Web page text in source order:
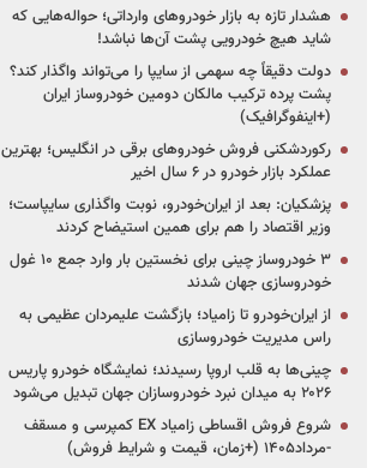
هشدار تازه به بازار خودروهای وارداتی؛ حواله‌هایی که
شاید هیچ خودرویی پشت آن‌ها نباشد!
دولت دقیقاً چه سهمی از سایپا را می‌تواند واگذار کند؟
پشت پرده ترکیب مالکان دومین خودروساز ایران
(+اینفوگرافیک)
رکوردشکنی فروش خودروهای برقی در انگلیس؛ بهترین
عملکرد بازار خودرو در ۶ سال اخیر
پزشکیان: بعد از ایران‌خودرو، نوبت واگذاری سایپاست؛
وزیر اقتصاد را هم برای همین استیضاح کردند
۳ خودروساز چینی برای نخستین بار وارد جمع ۱۰ غول
خودروسازی جهان شدند
از ایران‌خودرو تا زامیاد؛ بازگشت علیمردان عظیمی به
راس مدیریت خودروسازی
چینی‌ها به قلب اروپا رسیدند؛ نمایشگاه خودرو پاریس
۲۰۲۶ به میدان نبرد خودروسازان جهان تبدیل می‌شود
شروع فروش اقساطی زامیاد EX کمپرسی و مسقف
-مرداد۱۴۰۵ (+زمان، قیمت و شرایط فروش)